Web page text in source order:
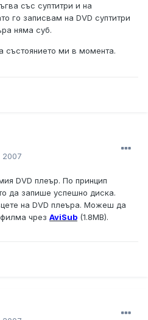
със суптитри и на
го записвам на DVD суптитри
няма суб.
състоянието ми в момента.
2007
DVD плеър. По принцип
да запише успешно диска.
на DVD плеъра. Можеш да
чрез AviSub (1.8MB).